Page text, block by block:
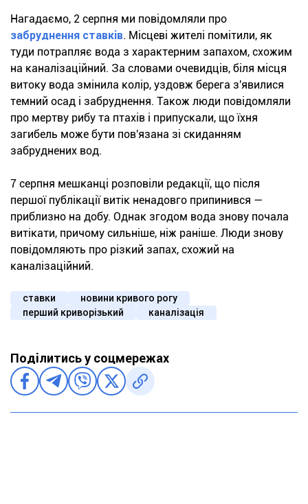
Нагадаємо, 2 серпня ми повідомляли про
забруднення ставків. Місцеві жителі помітили, як
туди потрапляє вода з характерним запахом, схожим
на каналізаційний. За словами очевидців, біля місця
витоку вода змінила колір, уздовж берега з'явилися
темний осад і забруднення. Також люди повідомляли
про мертву рибу та птахів і припускали, що їхня
загибель може бути пов'язана зі скиданням
забруднених вод.
7 серпня мешканці розповіли редакції, що після
першої публікації витік ненадовго припинився —
приблизно на добу. Однак згодом вода знову почала
витікати, причому сильніше, ніж раніше. Люди знову
повідомляють про різкий запах, схожий на
каналізаційний.
ставки
новини кривого рогу
перший криворізький
каналізація
Поділитись у соцмережах